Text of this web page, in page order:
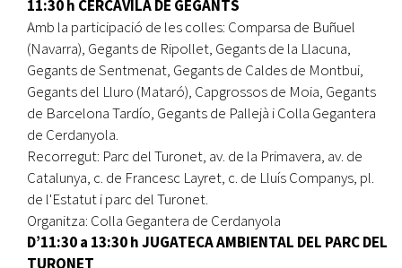
11:30 h CERCAVILA DE GEGANTS
Amb la participació de les colles: Comparsa de Buñuel
(Navarra), Gegants de Ripollet, Gegants de la Llacuna,
Gegants de Sentmenat, Gegants de Caldes de Montbui,
Gegants del Lluro (Mataró), Capgrossos de Moia, Gegants
de Barcelona Tardío, Gegants de Pallejà i Colla Gegantera
de Cerdanyola.
Recorregut: Parc del Turonet, av. de la Primavera, av. de
Catalunya, c. de Francesc Layret, c. de Lluís Companys, pl.
de l'Estatut i parc del Turonet.
Organitza: Colla Gegantera de Cerdanyola
D’11:30 a 13:30 h JUGATECA AMBIENTAL DEL PARC DEL
TURONET